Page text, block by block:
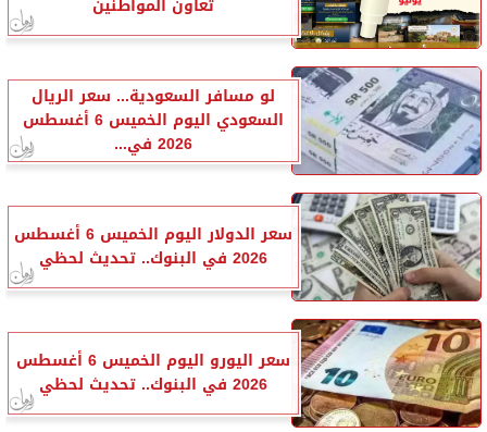
تعاون المواطنين
لو مسافر السعودية... سعر الريال
السعودي اليوم الخميس 6 أغسطس
2026 في...
سعر الدولار اليوم الخميس 6 أغسطس
2026 في البنوك.. تحديث لحظي
سعر اليورو اليوم الخميس 6 أغسطس
2026 في البنوك.. تحديث لحظي